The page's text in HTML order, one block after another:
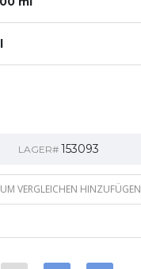
LAGER# 153093
VERGLEICHEN HINZUFÜGEN